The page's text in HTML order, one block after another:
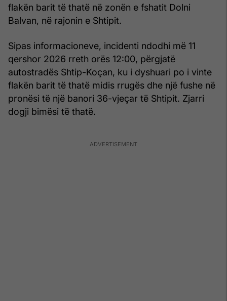
flakën barit të thatë në zonën e fshatit Dolni
Balvan, në rajonin e Shtipit.
Sipas informacioneve, incidenti ndodhi më 11
qershor 2026 rreth orës 12:00, përgjatë
autostradës Shtip-Koçan, ku i dyshuari po i vinte
flakën barit të thatë midis rrugës dhe një fushe në
pronësi të një banori 36-vjeçar të Shtipit. Zjarri
dogji bimësi të thatë.